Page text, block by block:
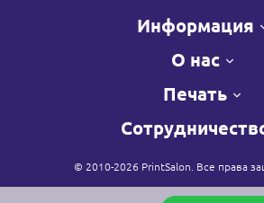
Информация
О нас
Печать
© 2010-2026 PrintSalon. Все права